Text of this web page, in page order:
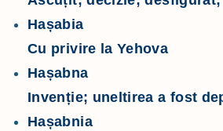
Hașabia
Cu privire la Yehova
Hașabna
Invenție; uneltirea a fost
Hașabnia